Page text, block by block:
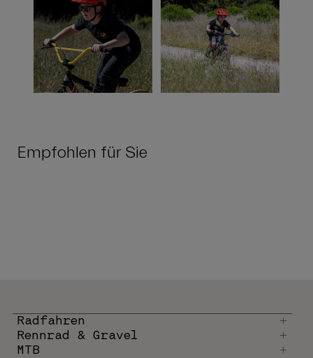
Empfohlen für Sie
Radfahren
Rennrad & Gravel
MTB